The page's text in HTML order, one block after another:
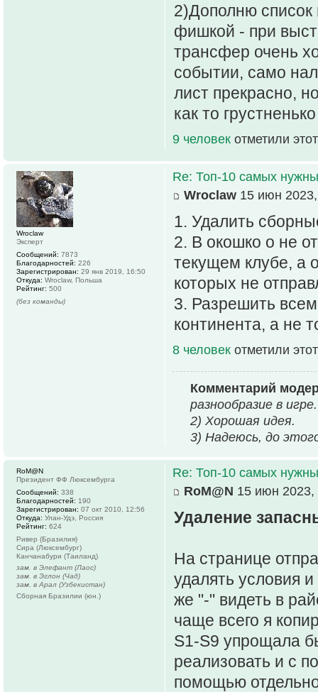
2)Дополню
фишкой - при
трансфер очень
событии, само
лист прекрасно,
как то грустненько
9 человек отметили
Re: Топ-10 самых
Wroclaw 15 июн
1. Удалить
2. В окошко о не
текущем клубе, а
которых не
3. Разрешить
континента, а не
8 человек отметили
Комментарий
разнообразие в игре.
2) Хорошая идея.
3) Надеюсь, до
Wroclaw
Эксперт
Сообщений: 7873
Благодарностей: 226
Зарегистрирован: 29 янв 2019, 16:50
Откуда: Wroclaw, Польша
Рейтинг: 500
(без команды)
Re: Топ-10 самых
RoM@N 15 июн 2023,
Удаление
На странице
удалять условия
же "-" видеть в
чаще всего я
S1-S9 упрощала
реализовать и с
помощью
RoM@N
Президент ФФ Люксембурга
Сообщений: 338
Благодарностей: 190
Зарегистрирован: 07 окт 2010, 12:56
Откуда: Улан-Удэ, Россия
Рейтинг: 624
Ривер (Бразилия)
Сира (Люксембург)
Канчанабури (Таиланд)
зам. в Элефант (Лаос)
зам. в Эглон (Чад)
зам. в Арал (Узбекистан)
Сборная Бразилии (юн.)